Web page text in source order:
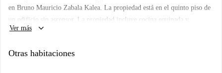
en Bruno Mauricio Zabala Kalea. La propiedad está en el quinto piso de
un edificio sin ascensor. La propiedad incluye cocina equipada y
lavadora.
Ver más keyboard_arrow_down
Otras habitaciones